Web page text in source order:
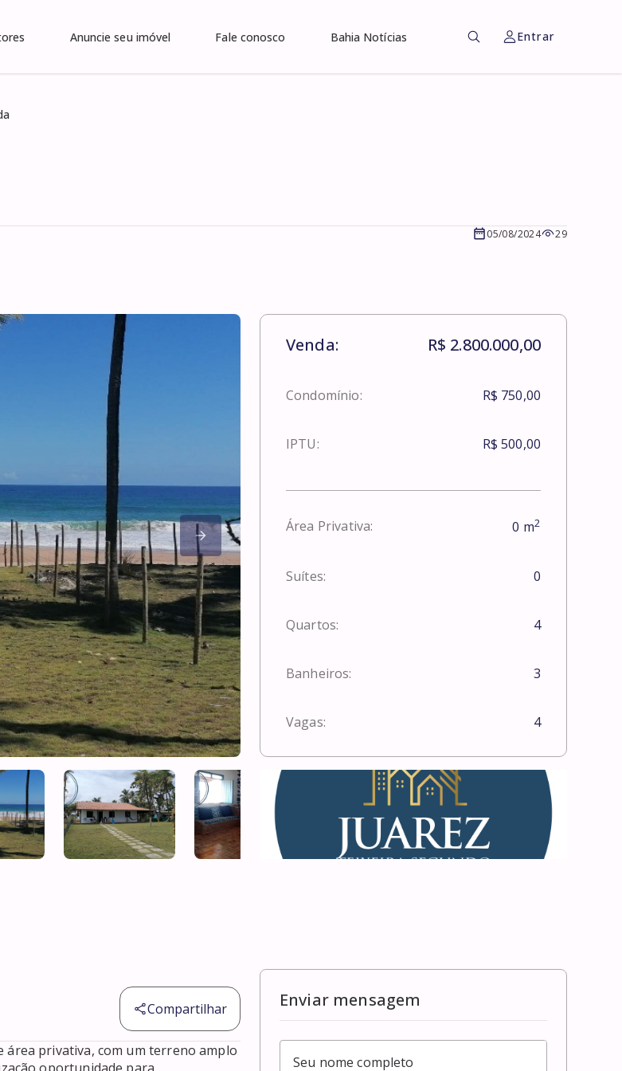
Anuncie seu imóvel Fale conosco Bahia Notícias Entrar
05/08/2024 29
Venda: R$ 2.800.000,00
Condomínio: R$ 750,00
IPTU: R$ 500,00
Área Privativa: 0 m2
Suítes: 0
Quartos: 4
Banheiros: 3
Vagas: 4
Compartilhar
área privativa, com um terreno amplo
Enviar mensagem